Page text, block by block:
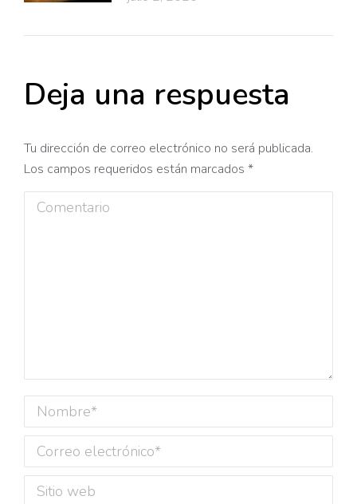
Deja una respuesta
Tu dirección de correo electrónico no será publicada.
Los campos requeridos están marcados *
Comentario
Nombre *
Correo electrónico *
Sitio web